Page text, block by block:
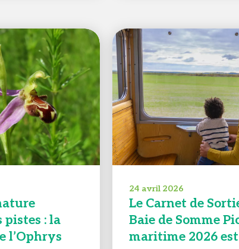
: la
l’Ophrys
24 avril 2026
Le Carnet de
Baie de Somme
maritime 2026